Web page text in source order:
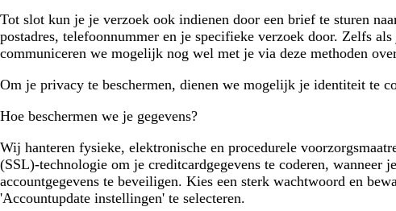
Tot slot kun je je verzoek ook indienen door een brief te sturen
postadres, telefoonnummer en je specifieke verzoek door. Zelfs
communiceren we mogelijk nog wel met je via deze methoden
Om je privacy te beschermen, dienen we mogelijk je identiteit te
Hoe beschermen we je gegevens?
Wij hanteren fysieke, elektronische en procedurele
(SSL)-technologie om je creditcardgegevens te coderen,
accountgegevens te beveiligen. Kies een sterk wachtwoord en
'Accountupdate instellingen' te selecteren.